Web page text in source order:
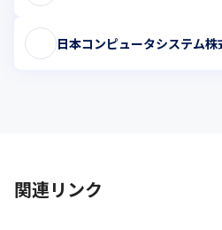
日本コンピュータシステム株
関連リンク